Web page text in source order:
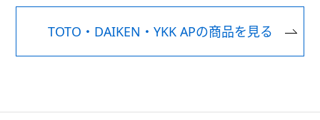
TOTO・DAIKEN・YKK APの商品を見る